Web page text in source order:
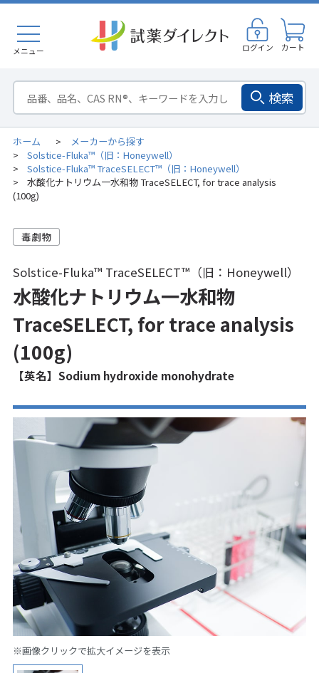
メニュー ログイン カート
検索
ホーム > メーカーから探す
> Solstice-Fluka™（旧：Honeywell）
> Solstice-Fluka™ TraceSELECT™（旧：Honeywell）
>
水酸化ナトリウム一水和物 TraceSELECT, for trace analysis
(100g)
Solstice-Fluka™ TraceSELECT™（旧：Honeywell）
水酸化ナトリウム一水和物
TraceSELECT, for trace analysis
(100g)
【英名】Sodium hydroxide monohydrate
※画像クリックで拡大イメージを表示